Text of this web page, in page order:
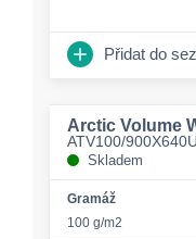
Přidat do
Arctic Volume
ATV100/900X640U
Skladem
Gramáž
100 g/m2